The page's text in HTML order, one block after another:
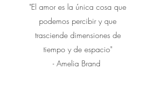
"El amor es la única cosa que
podemos percibir y que
trasciende dimensiones de
tiempo y de espacio"
- Amelia Brand